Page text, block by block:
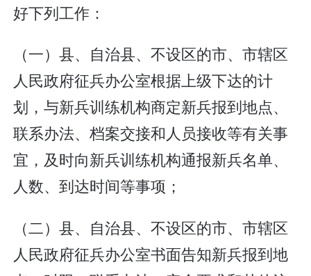
好下列工作：
（一）县、自治县、不设区的市、市辖区
人民政府征兵办公室根据上级下达的计
划，与新兵训练机构商定新兵报到地点、
联系办法、档案交接和人员接收等有关事
宜，及时向新兵训练机构通报新兵名单、
人数、到达时间等事项；
（二）县、自治县、不设区的市、市辖区
人民政府征兵办公室书面告知新兵报到地